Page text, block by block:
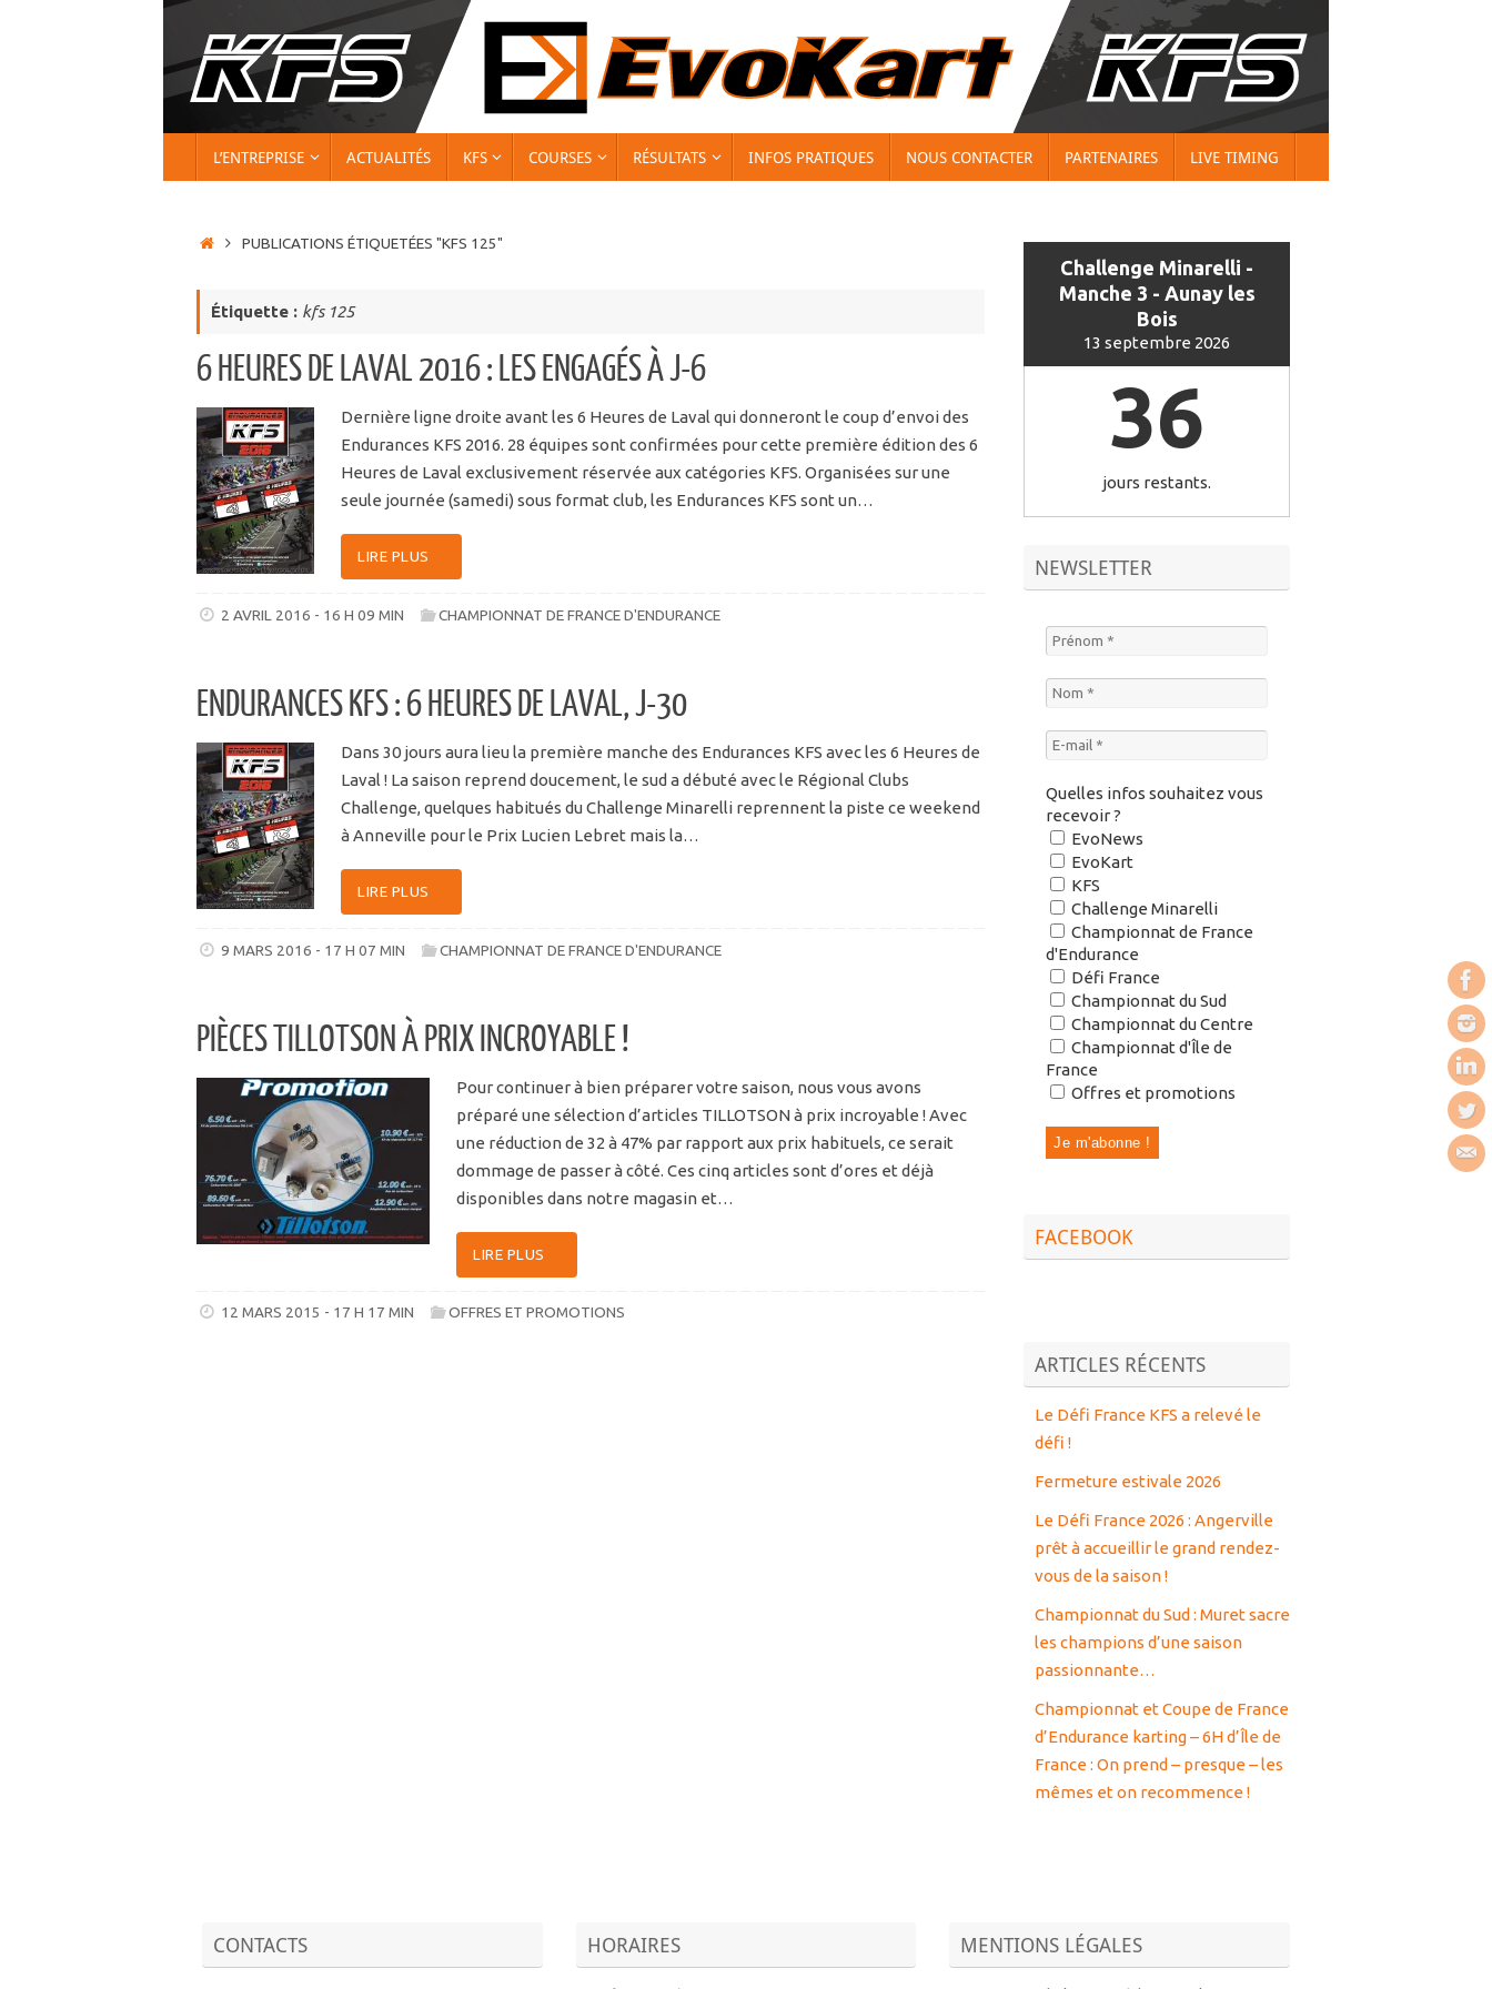
L’ENTREPRISE ACTUALITÉS KFS COURSES RÉSULTATS INFOS PRATIQUES NOUS CONTACTER PARTENAIRES LIVE TIMING
ACCUEIL
PUBLICATIONS ÉTIQUETÉES "KFS 125"
Étiquette : kfs 125
6 HEURES DE LAVAL 2016 : LES ENGAGÉS À J-6
Dernière ligne droite avant les 6 Heures de Laval qui donneront le coup d’envoi des
Endurances KFS 2016. 28 équipes sont confirmées pour cette première édition des 6
Heures de Laval exclusivement réservée aux catégories KFS. Organisées sur une
seule journée (samedi) sous format club, les Endurances KFS sont un…
LIRE PLUS
2 AVRIL 2016 - 16 H 09 MIN CHAMPIONNAT DE FRANCE D'ENDURANCE
ENDURANCES KFS : 6 HEURES DE LAVAL, J-30
Dans 30 jours aura lieu la première manche des Endurances KFS avec les 6 Heures de
Laval ! La saison reprend doucement, le sud a débuté avec le Régional Clubs
Challenge, quelques habitués du Challenge Minarelli reprennent la piste ce weekend
à Anneville pour le Prix Lucien Lebret mais la…
LIRE PLUS
9 MARS 2016 - 17 H 07 MIN CHAMPIONNAT DE FRANCE D'ENDURANCE
PIÈCES TILLOTSON À PRIX INCROYABLE !
Pour continuer à bien préparer votre saison, nous vous avons
préparé une sélection d’articles TILLOTSON à prix incroyable ! Avec
une réduction de 32 à 47% par rapport aux prix habituels, ce serait
dommage de passer à côté. Ces cinq articles sont d’ores et déjà
disponibles dans notre magasin et…
LIRE PLUS
12 MARS 2015 - 17 H 17 MIN OFFRES ET PROMOTIONS
Challenge Minarelli -
Manche 3 - Aunay les
Bois
13 septembre 2026
36
jours restants.
NEWSLETTER
Quelles infos souhaitez vous
recevoir ?
EvoNews
EvoKart
KFS
Challenge Minarelli
Championnat de France
d'Endurance
Défi France
Championnat du Sud
Championnat du Centre
Championnat d'Île de
France
Offres et promotions
FACEBOOK
ARTICLES RÉCENTS
Le Défi France KFS a relevé le
défi !
Fermeture estivale 2026
Le Défi France 2026 : Angerville
prêt à accueillir le grand rendez-
vous de la saison !
Championnat du Sud : Muret sacre
les champions d’une saison
passionnante…
Championnat et Coupe de France
d’Endurance karting – 6H d’Île de
France : On prend – presque – les
mêmes et on recommence !
CONTACTS HORAIRES MENTIONS LÉGALES